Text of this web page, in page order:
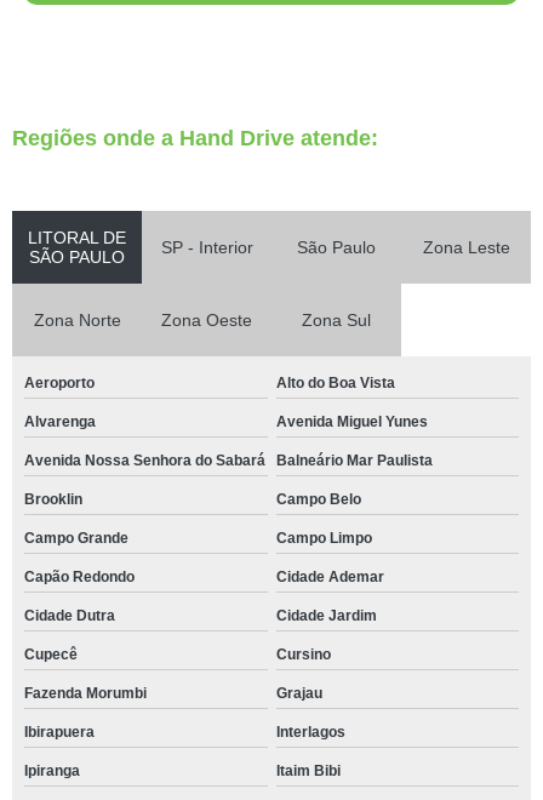
Regiões onde a Hand Drive atende:
LITORAL DE
SÃO PAULO
SP - Interior São Paulo Zona Leste
Zona Norte Zona Oeste Zona Sul
Aeroporto Alto do Boa Vista
Alvarenga Avenida Miguel Yunes
Avenida Nossa Senhora do Sabará Balneário Mar Paulista
Brooklin Campo Belo
Campo Grande Campo Limpo
Capão Redondo Cidade Ademar
Cidade Dutra Cidade Jardim
Cupecê Cursino
Fazenda Morumbi Grajau
Ibirapuera Interlagos
Ipiranga Itaim Bibi